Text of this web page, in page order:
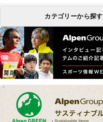
カテゴリーから探す